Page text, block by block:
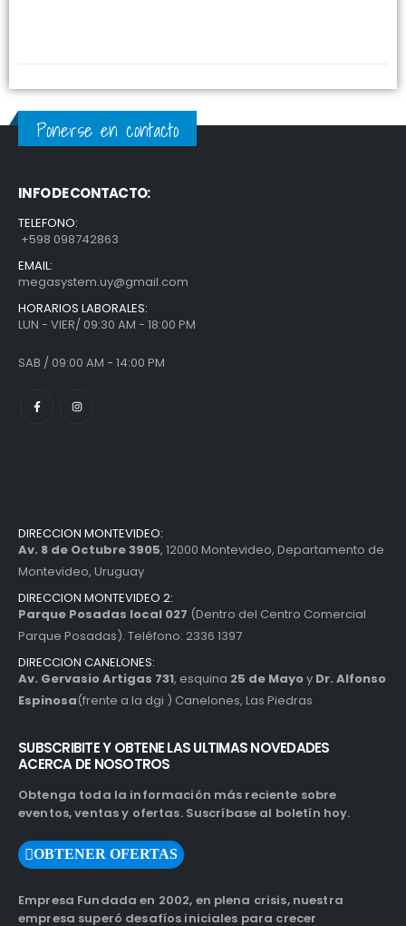
Ponerse en contacto
INFO DE CONTACTO:
TELEFONO:
+598 098742863
EMAIL:
megasystem.uy@gmail.com
HORARIOS LABORALES:
LUN - VIER/ 09:30 AM - 18:00 PM
SAB / 09:00 AM - 14:00 PM
DIRECCION MONTEVIDEO:
Av. 8 de Octubre 3905, 12000 Montevideo, Departamento de
Montevideo, Uruguay
DIRECCION MONTEVIDEO 2:
Parque Posadas local 027 (Dentro del Centro Comercial
Parque Posadas). Teléfono: 2336 1397
DIRECCION CANELONES:
Av. Gervasio Artigas 731, esquina 25 de Mayoy Dr. Alfonso
Espinosa(frente a la dgi ) Canelones, Las Piedras
SUBSCRIBITE Y OBTENE LAS ULTIMAS NOVEDADES
ACERCA DE NOSOTROS
Obtenga toda la información más reciente sobre
eventos, ventas y ofertas. Suscríbase al boletín hoy.
OBTENER OFERTAS
Empresa Fundada en 2002, en plena crisis, nuestra
empresa superó desafíos iniciales para crecer